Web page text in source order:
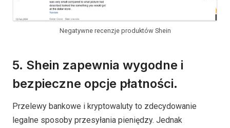
Negatywne recenzje produktów Shein
5. Shein zapewnia wygodne i
bezpieczne opcje płatności.
Przelewy bankowe i kryptowaluty to zdecydowanie
legalne sposoby przesyłania pieniędzy. Jednak